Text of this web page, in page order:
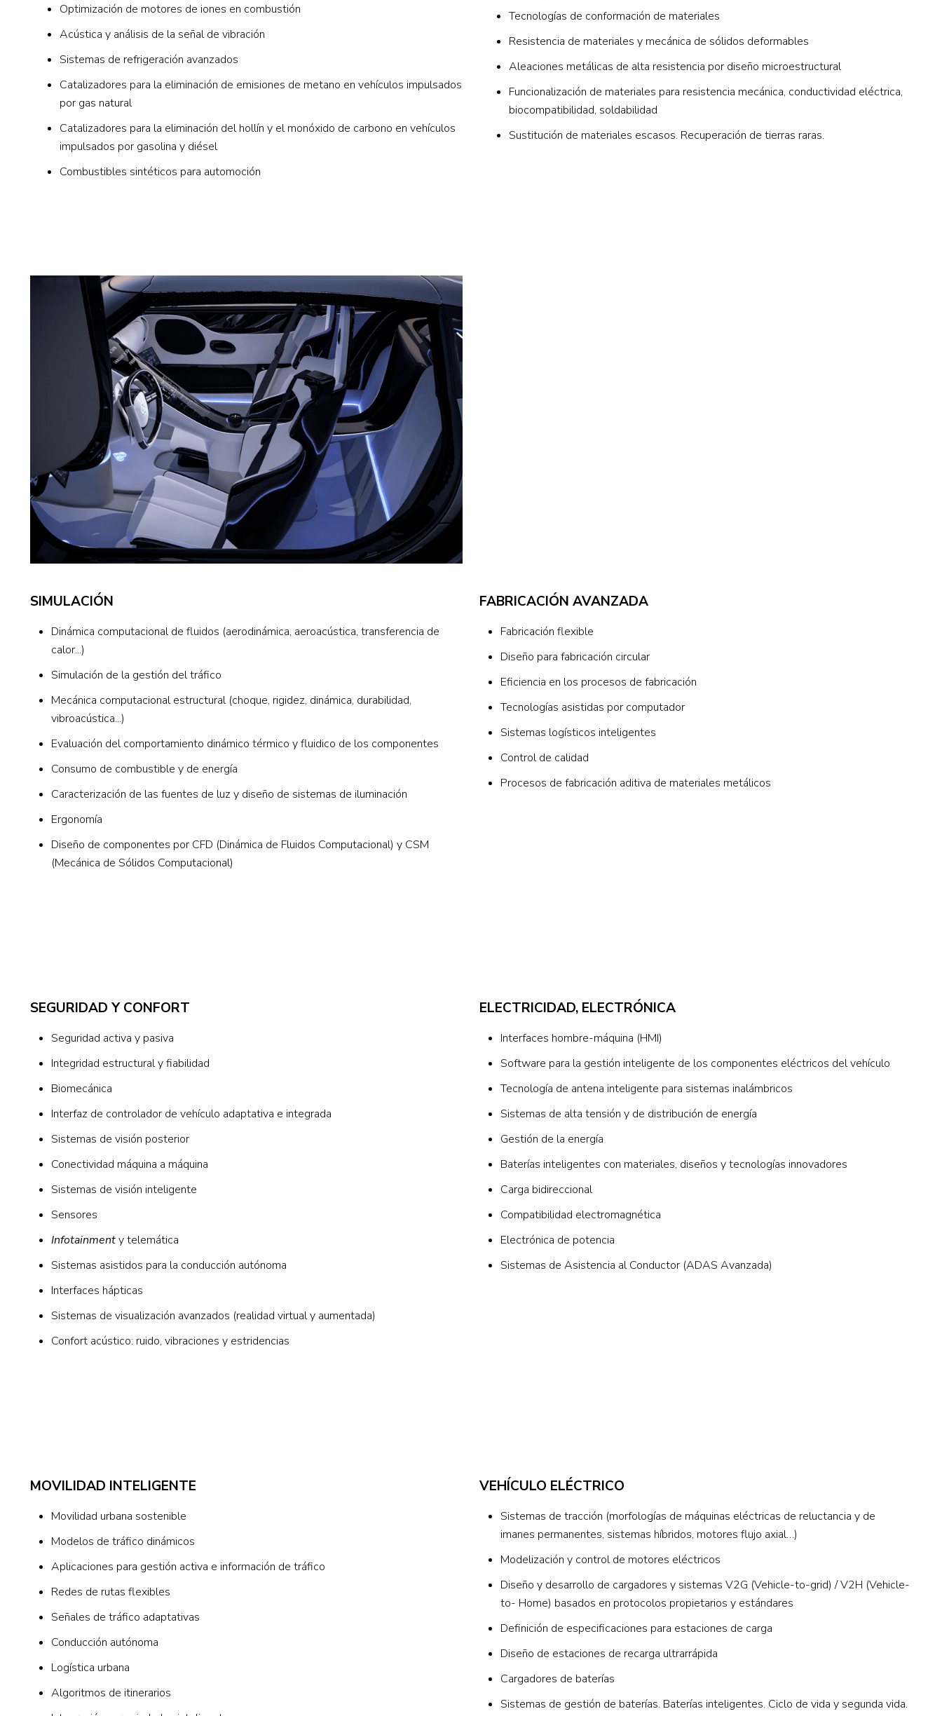
Optimización de motores de iones en combustión
Acústica y análisis de la señal de vibración
Sistemas de refrigeración avanzados
Catalizadores para la eliminación de emisiones de metano en vehículos impulsados
por gas natural
Catalizadores para la eliminación del hollín y el monóxido de carbono en vehículos
impulsados por gasolina y diésel
Combustibles sintéticos para automoción
Tecnologías de conformación de materiales
Resistencia de materiales y mecánica de sólidos deformables
Aleaciones metálicas de alta resistencia por diseño microestructural
Funcionalización de materiales para resistencia mecánica, conductividad eléctrica,
biocompatibilidad, soldabilidad
Sustitución de materiales escasos. Recuperación de tierras raras.
SIMULACIÓN
Dinámica computacional de fluidos (aerodinámica, aeroacústica, transferencia de
calor...)
Simulación de la gestión del tráfico
Mecánica computacional estructural (choque, rigidez, dinámica, durabilidad,
vibroacústica...)
Evaluación del comportamiento dinámico térmico y fluidico de los componentes
Consumo de combustible y de energía
Caracterización de las fuentes de luz y diseño de sistemas de iluminación
Ergonomía
Diseño de componentes por CFD (Dinámica de Fluidos Computacional) y CSM
(Mecánica de Sólidos Computacional)
FABRICACIÓN AVANZADA
Fabricación flexible
Diseño para fabricación circular
Eficiencia en los procesos de fabricación
Tecnologías asistidas por computador
Sistemas logísticos inteligentes
Control de calidad
Procesos de fabricación aditiva de materiales metálicos
SEGURIDAD Y CONFORT
Seguridad activa y pasiva
Integridad estructural y fiabilidad
Biomecánica
Interfaz de controlador de vehículo adaptativa e integrada
Sistemas de visión posterior
Conectividad máquina a máquina
Sistemas de visión inteligente
Sensores
Infotainmenty telemática
Sistemas asistidos para la conducción autónoma
Interfaces hápticas
Sistemas de visualización avanzados (realidad virtual y aumentada)
Confort acústico: ruido, vibraciones y estridencias
ELECTRICIDAD, ELECTRÓNICA
Interfaces hombre-máquina (HMI)
Software para la gestión inteligente de los componentes eléctricos del vehículo
Tecnología de antena inteligente para sistemas inalámbricos
Sistemas de alta tensión y de distribución de energía
Gestión de la energía
Baterías inteligentes con materiales, diseños y tecnologías innovadores
Carga bidireccional
Compatibilidad electromagnética
Electrónica de potencia
Sistemas de Asistencia al Conductor (ADAS Avanzada)
MOVILIDAD INTELIGENTE
Movilidad urbana sostenible
Modelos de tráfico dinámicos
Aplicaciones para gestión activa e información de tráfico
Redes de rutas flexibles
Señales de tráfico adaptativas
Conducción autónoma
Logística urbana
Algoritmos de itinerarios
VEHÍCULO ELÉCTRICO
Sistemas de tracción (morfologías de máquinas eléctricas de reluctancia y de
imanes permanentes, sistemas híbridos, motores flujo axial…)
Modelización y control de motores eléctricos
Diseño y desarrollo de cargadores y sistemas V2G (Vehicle-to-grid) / V2H (Vehicle-
to- Home) basados en protocolos propietarios y estándares
Definición de especificaciones para estaciones de carga
Diseño de estaciones de recarga ultrarrápida
Cargadores de baterías
Sistemas de gestión de baterías. Baterías inteligentes. Ciclo de vida y segunda vida.